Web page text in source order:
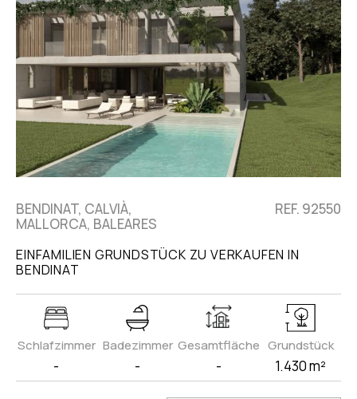
BENDINAT, CALVIÀ,
MALLORCA, BALEARES
REF. 92550
EINFAMILIEN GRUNDSTÜCK ZU VERKAUFEN IN
BENDINAT
Schlafzimmer
-
Badezimmer
-
Gesamtfläche
-
Grundstück
1.430 m²